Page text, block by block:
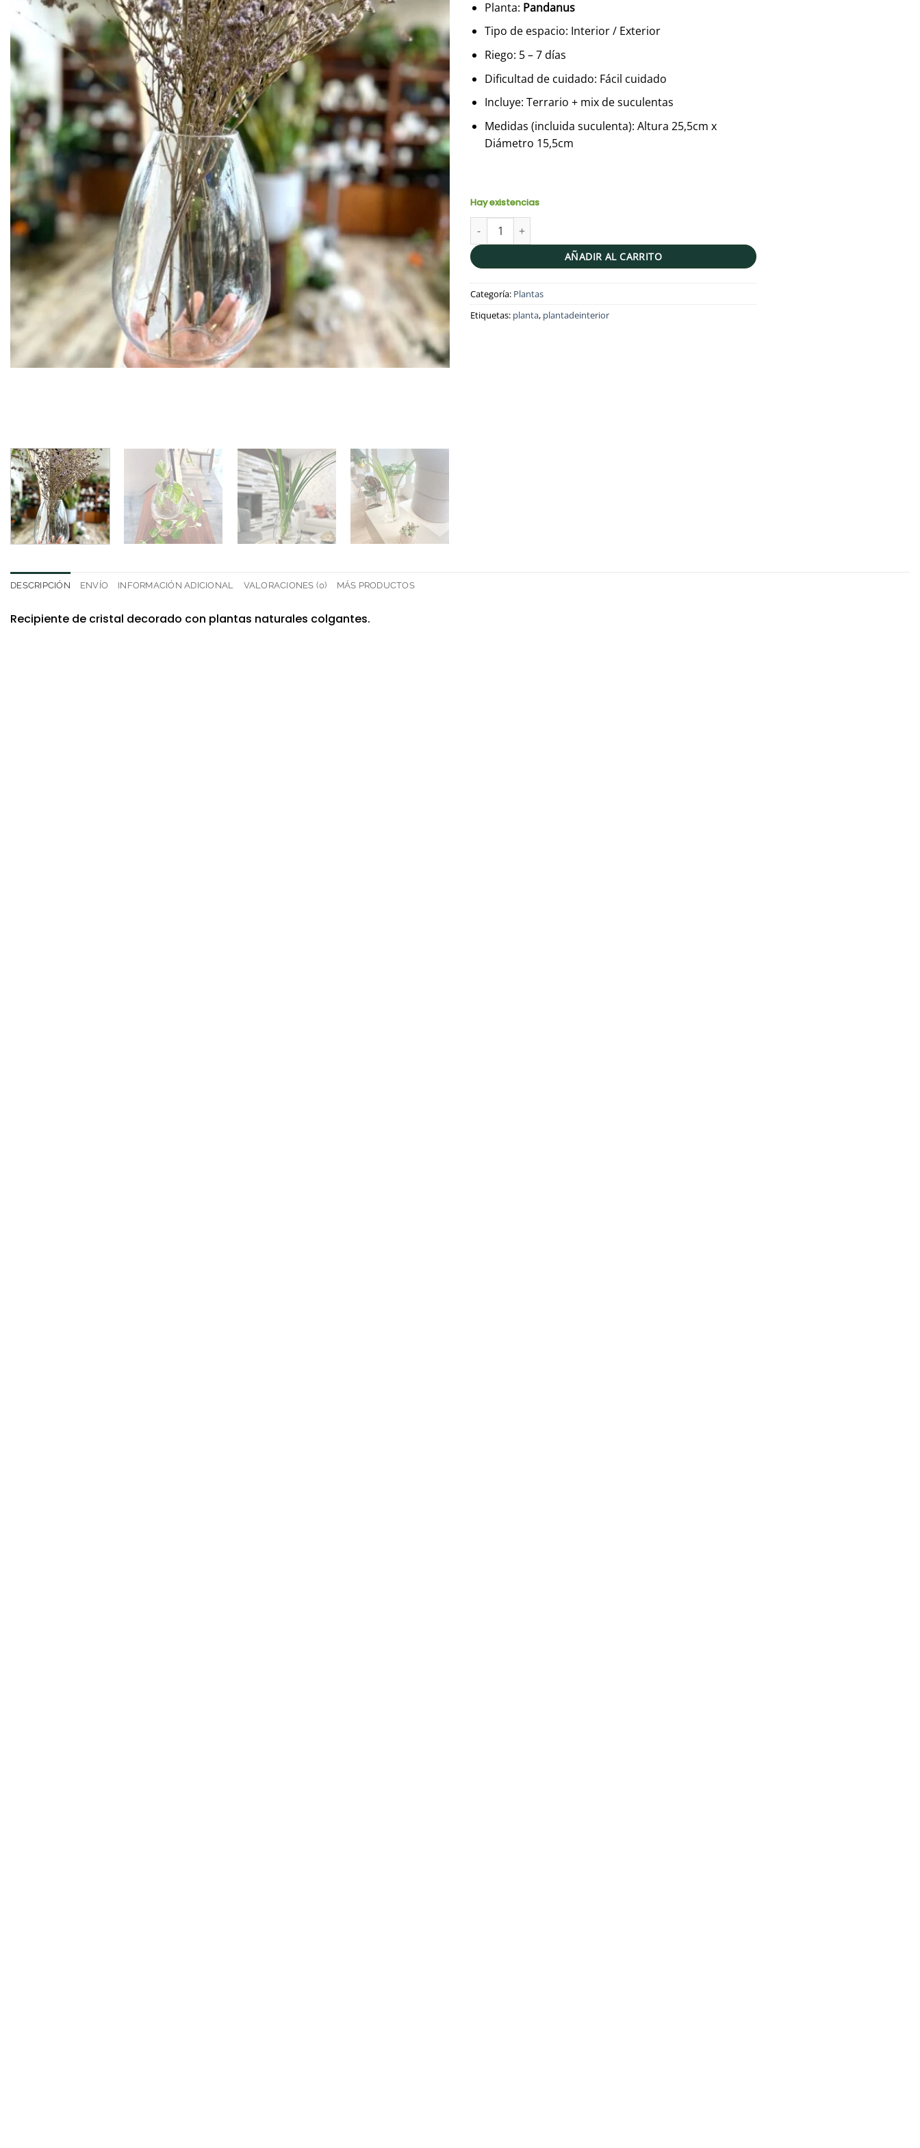
era:
S/135.00. S/120.00.
Planta: Pandanus
Tipo de espacio: Interior / Exterior
Riego: 5 – 7 días
Dificultad de cuidado: Fácil cuidado
Incluye: Terrario + mix de suculentas
Medidas (incluida suculenta): Altura 25,5cm x
Diámetro 15,5cm
Hay existencias
Recipiente de cristal Cami | 25,5cm cantidad
AÑADIR AL CARRITO
Categoría: Plantas
Etiquetas: planta, plantadeinterior
DESCRIPCIÓN ENVÍO INFORMACIÓN ADICIONAL VALORACIONES (0) MÁS PRODUCTOS
Recipiente de cristal decorado con plantas naturales colgantes.